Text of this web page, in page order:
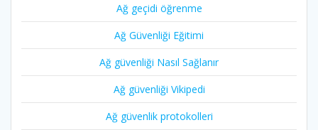
Ağ geçidi öğrenme
Ağ Güvenliği Eğitimi
Ağ güvenliği Nasıl Sağlanır
Ağ güvenliği Vikipedi
Ağ güvenlik protokolleri